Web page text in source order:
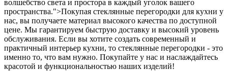
волшебство света и простора в каждый уголок вашего
пространства.">Покупая стеклянные перегородки для кухни у
нас, вы получаете материал высокого качества по доступной
цене. Мы гарантируем быструю доставку и высокий уровень
обслуживания. Если вы хотите создать современный и
практичный интерьер кухни, то стеклянные перегородки - это
именно то, что вам нужно. Покупайте у нас и наслаждайтесь
красотой и функциональностью наших изделий!